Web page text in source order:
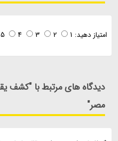
امتیاز دهید: 1
2
3
4
5
دیدگاه های مرتبط با "کشف
مصر"